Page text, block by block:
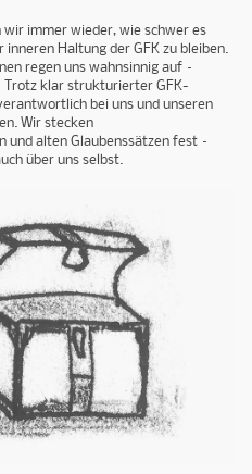
immer wieder, wie schwer es
Haltung der GFK zu bleiben.
regen uns wahnsinnig auf –
Trotz klar strukturierter GFK-
bei uns und unseren
Wir stecken
und alten Glaubenssätzen fest –
über uns selbst.